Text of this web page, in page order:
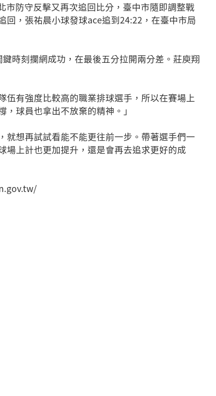
防守反擊又再次追回比分，臺中市隨即調整戰
，張祐晨小球發球ace追到24:22，在臺中市局
時刻攔網成功，在最後五分拉開兩分差。莊庾翔
伍有強度比較高的職業排球選手，所以在賽場上
球員也拿出不放棄的精神。」
就想再試試看能不能更往前一步。帶著選手們一
場上計也更加提升，還是會再去追求更好的成